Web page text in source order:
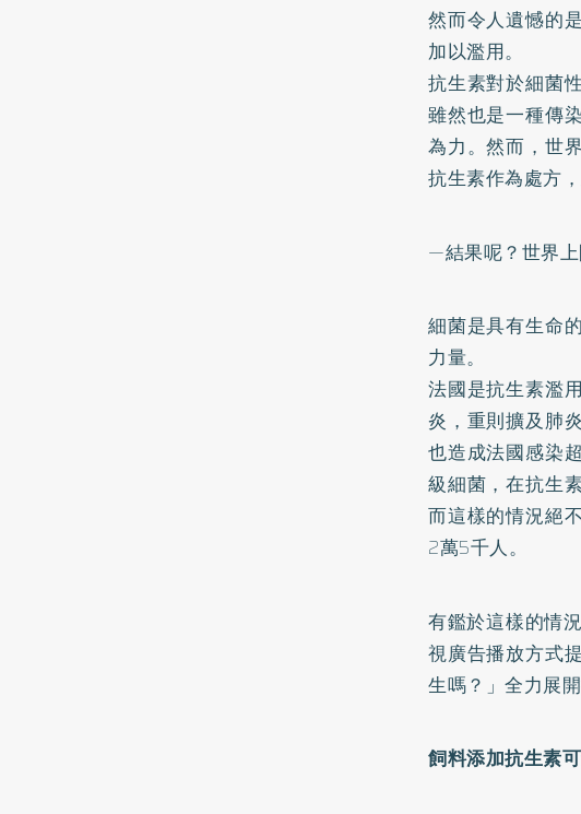
然而令人遺憾的
加以濫用。
抗生素對於細菌
雖然也是一種傳
為力。然而，世
抗生素作為處方
—結果呢？世界上
細菌是具有生命
力量。
法國是抗生素濫
炎，重則擴及肺
也造成法國感染
級細菌，在抗生
而這樣的情況絕
2萬5千人。
有鑑於這樣的情
視廣告播放方式
生嗎？」全力展
飼料添加抗生素